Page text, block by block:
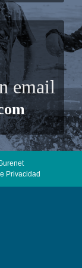
email
Privacidad